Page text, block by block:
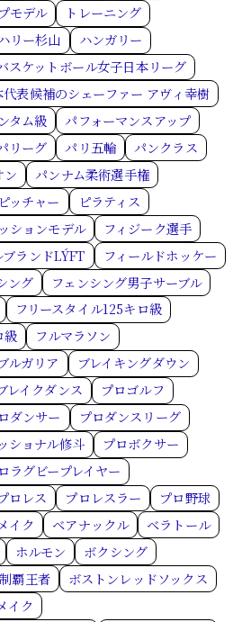
モデル
トレーニング
リー杉山
ハンガリー
スケットボール女子日本リーグ
表候補のシェーファー アヴィ幸樹
タム級
パフォーマンスアップ
リーグ パリ五輪
パンクラス
ン
パンナム柔術選手権
ピッチャー
ピラティス
ションモデル
フィジーク選手
ランドLÝFT
フィールドホッケー
ング
フェンシング男子サーブル
フリースタイル125キロ級
級
フルマラソン
ルガリア
ブレイキングダウン
レイクダンス
プロゴルフ
ダンサー
プロダンスリーグ
ショナル修斗
プロボクサー
ラグビープレイヤー
ロレス プロレスラー
プロ野球
イク ベアナックル
ベラトール
ホルモン
ボクシング
覇王者
ボストンレッドソックス
イク